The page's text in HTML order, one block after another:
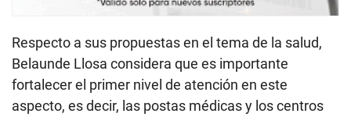
Respecto a sus propuestas en el tema de la salud,
Belaunde Llosa considera que es importante
fortalecer el primer nivel de atención en este
aspecto, es decir, las postas médicas y los centros